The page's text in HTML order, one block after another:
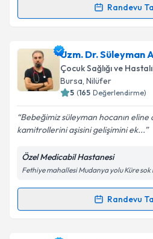
Kişisel verilerimin
Metni'ni okudum ve
Takvim
Randevu
Randevu Takvimi Talebi
Uzm. Dr. Aysun Hacer
talebi oluşturun. Size bu
için bir takvim
bilgilendireceğiz.
E-posta Adresiniz
Kişisel verilerimin
Metni'ni okudum ve
kapsamda işlenmesini
Uzm. Dr. Süleyman
Çocuk Sağlığı ve
Bursa, Nilüfer
5 (165 Değerlendirme)
Bebeğimiz süleyman hocanın eline
kamitrollerini aşisini gelişimini ek...
Özel Medicabil Hastanesi
Fethiye mahallesi Mudanya yolu Küre sok
Randevu
Randevu Takvimi Talebi